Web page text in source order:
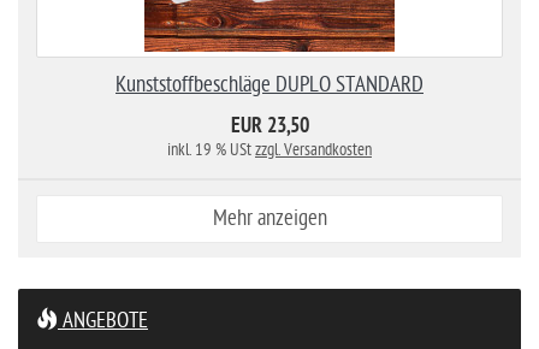
Kunststoffbeschläge DUPLO STANDARD
EUR 23,50
inkl. 19 % UStzzgl. Versandkosten
Mehr anzeigen
ANGEBOTE